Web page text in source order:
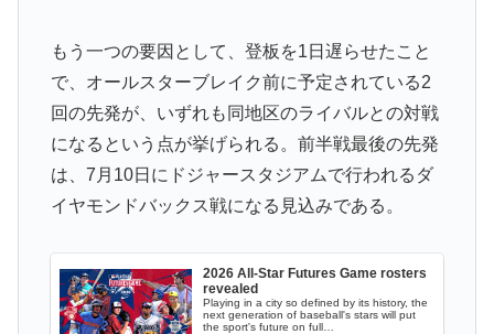
とは!?【海外の反応】
▶
無気力な韓国代表、オーストリアにも0-1で敗北…3月の
Aマッチは2敗で終＝韓国の反応
▶
外国人「2002年W杯は?」韓国サッカーに衝撃的不祥
【海外の反応】
▶ 韓国内で続く反日的雰囲気…日本不買運動の広報チラシ
を受け取った日本人留学生困惑＝韓国の反応
欧州「日本だけ反則だろ…」 世界の『日本びいき』に
もう一つの要因として、登板を1日遅らせたこと
で、オールスターブレイク前に予定されている2
回の先発が、いずれも同地区のライバルとの対戦
になるという点が挙げられる。前半戦最後の先発
は、7月10日にドジャースタジアムで行われるダ
イヤモンドバックス戦になる見込みである。
2026 All-Star Futures Game rosters
revealed
Playing in a city so defined by its history, the
next generation of baseball's stars will put
the sport's future on full…